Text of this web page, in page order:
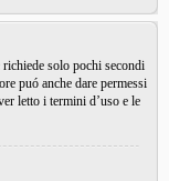
solo pochi secondi
puó anche dare permessi
letto i termini d’uso e le